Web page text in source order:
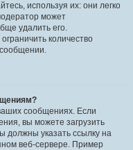
используя их: они легко
может
удалить его.
количество
сообщениях. Если
вы можете загрузить
должны указать ссылку на
веб-сервере. Пример